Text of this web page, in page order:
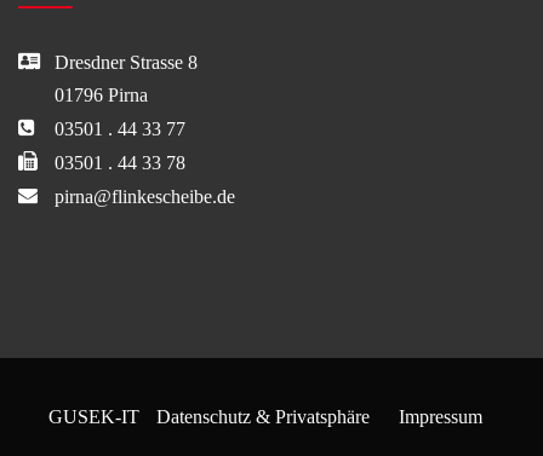
Dresdner Strasse 8
01796 Pirna
03501 . 44 33 77
03501 . 44 33 78
pirna@flinkescheibe.de
GUSEK-IT Datenschutz & Privatsphäre Impressum